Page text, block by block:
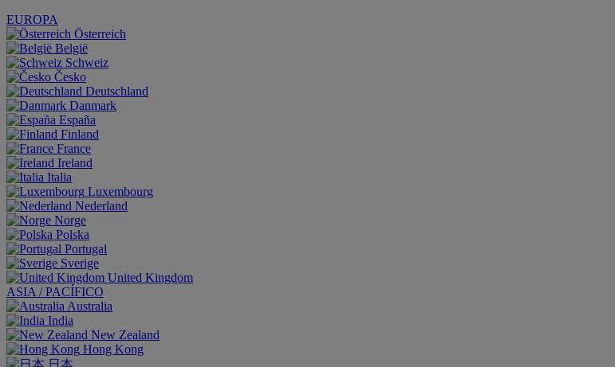
EUROPA
Österreich
België
Schweiz
Česko
Deutschland
Danmark
España
Finland
France
Ireland
Italia
Luxembourg
Nederland
Norge
Polska
Portugal
Sverige
United Kingdom
ASIA / PACÍFICO
Australia
India
New Zealand
Hong Kong
日本